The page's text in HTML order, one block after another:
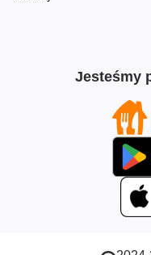
Jesteśmy